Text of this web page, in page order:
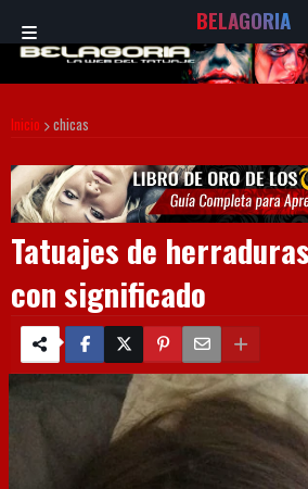
BELAGORIA
Inicio chicas
Tatuajes de
con significado